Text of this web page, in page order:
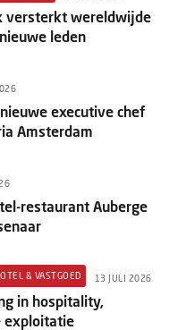
versterkt wereldwijde
leden
executive chef
Amsterdam
restaurant Auberge
& VASTGOED 13 JULI 2026
in hospitality,
exploitatie